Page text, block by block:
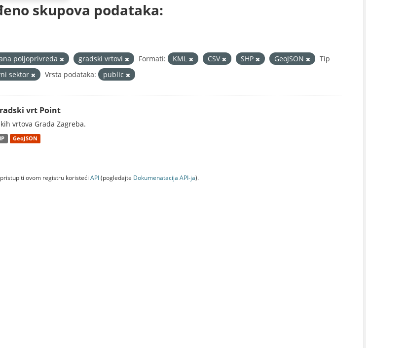
skupova podataka:
poljoprivreda gradski vrtovi Formati: KML CSV SHP GeoJSON
Tip
sektor Vrsta podataka: public
vrt Point
vrtova Grada Zagreba.
GeoJSON
ovom registru koristeći API(pogledajte Dokumenаtаcijа API-jа).